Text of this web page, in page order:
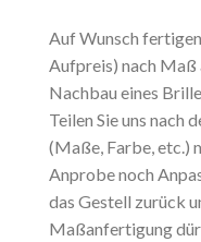
Auf Wunsch
Aufpreis) nach Maß
Nachbau eines
Teilen Sie uns nach
(Maße, Farbe, etc.)
Anprobe noch
das Gestell zurück
Maßanfertigung